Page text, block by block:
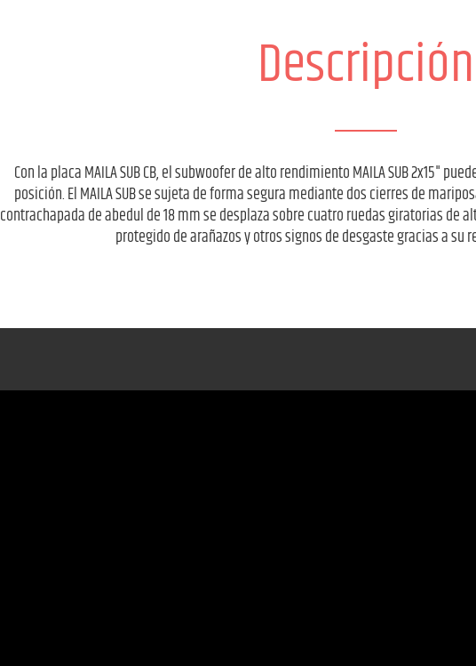
Descripción
Con la placa MAILA SUB CB, el subwoofer de alto rendimiento MAILA SUB 2x15"
posición. El MAILA SUB se sujeta de forma segura mediante dos cierres de
contrachapada de abedul de 18 mm se desplaza sobre cuatro ruedas giratorias de
protegido de arañazos y otros signos de desgaste gracias a su